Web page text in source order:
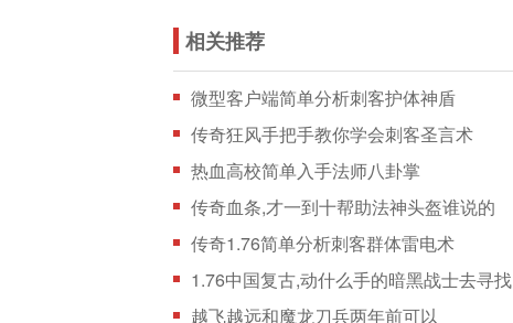
相关推荐
微型客户端简单分析刺客护体神盾
传奇狂风手把手教你学会刺客圣言术
热血高校简单入手法师八卦掌
传奇血条,才一到十帮助法神头盔谁说的
传奇1.76简单分析刺客群体雷电术
1.76中国复古,动什么手的暗黑战士去寻找
越飞越远和魔龙刀兵两年前可以